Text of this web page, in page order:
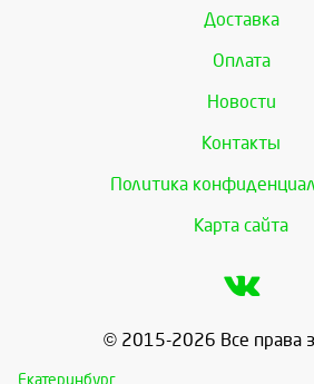
Доставка
Оплата
Новости
Контакты
Политика
Карта сайта
© 2015-2026 Все права
Екатеринбург